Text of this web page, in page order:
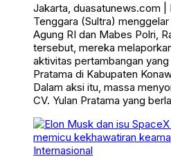
Jakarta, duasatunews.com |
Tenggara (Sultra)
Agung RI dan Mabes Polri,
tersebut, mereka
aktivitas pertambangan yang
Pratama di Kabupaten
Dalam aksi itu, massa
CV. Yulan Pratama yang
Internasional